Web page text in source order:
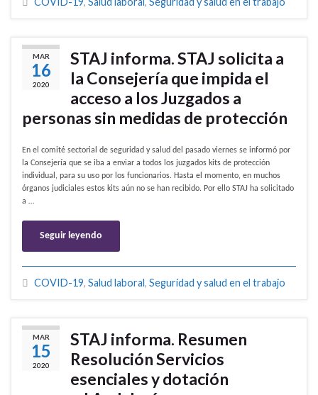
MAR
16
2020
STAJ informa. STAJ solicita a
la Consejería que impida el
acceso a los Juzgados a
personas sin medidas de protección
En el comité sectorial de seguridad y salud del pasado viernes se informó por
la Consejería que se iba a enviar a todos los juzgados kits de protección
individual, para su uso por los funcionarios. Hasta el momento, en muchos
órganos judiciales estos kits aún no se han recibido. Por ello STAJ ha solicitado
a …
Seguir leyendo
COVID-19, Salud laboral, Seguridad y salud en el trabajo
MAR
15
2020
STAJ informa. Resumen
Resolución Servicios
esenciales y dotación